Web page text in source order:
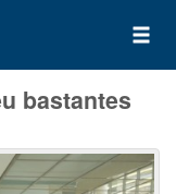
bastantes